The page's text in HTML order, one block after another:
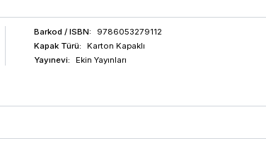
Barkod / ISBN:
9786053279112
Kapak Türü:
Karton Kapaklı
Yayınevi:
Ekin Yayınları